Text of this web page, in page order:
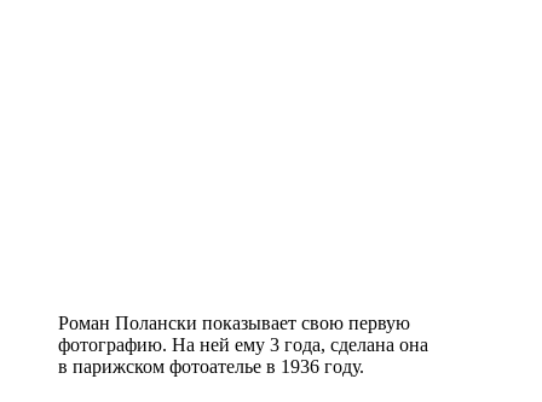
Роман Полански показывает свою первую
фотографию. На ней ему 3 года, сделана она
в парижском фотоателье в 1936 году.